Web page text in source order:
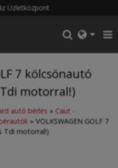
Üzletközpont
7 kölcsönautó
motorral!)
autó bérlés » Caut -
» VOLKSWAGEN GOLF 7
Tdi motorral!)